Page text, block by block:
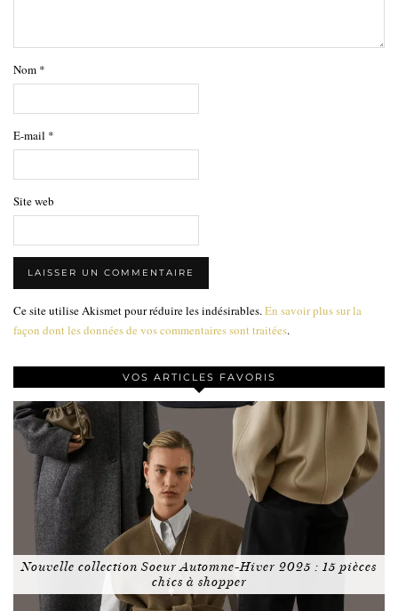
Nom *
E-mail *
Site web
Ce site utilise Akismet pour réduire les indésirables. En savoir plus sur la
façon dont les données de vos commentaires sont traitées.
VOS ARTICLES FAVORIS
Nouvelle collection Soeur Automne-Hiver 2025 : 15 pièces
chics à shopper